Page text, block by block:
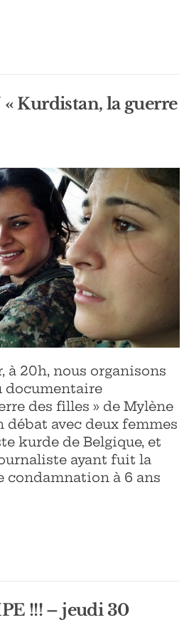
Kurdistan, la guerre
à 20h, nous organisons
documentaire
des filles » de Mylène
débat avec deux femmes
kurde de Belgique, et
ayant fuit la
condamnation à 6 ans
!!! – jeudi 30